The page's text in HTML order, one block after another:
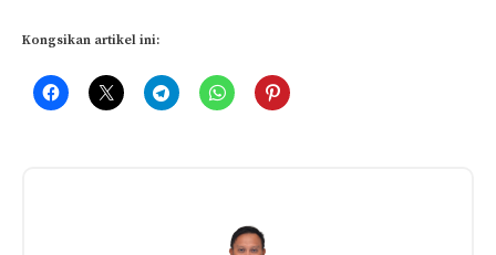
Kongsikan artikel ini: